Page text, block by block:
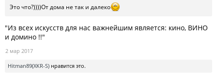
Это что?))))От дома не так и далеко
"Из всех искусств для нас важнейшим является: кино, ВИНО
и домино !!"
2 мар 2017
Hitman89(XKR-S) нравится это.